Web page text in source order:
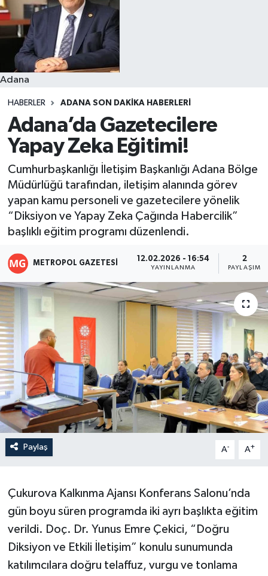
Adana
HABERLER ADANA SON DAKIKA HABERLERI
Adana’da Gazetecilere
Yapay Zeka Eğitimi!
Cumhurbaşkanlığı İletişim Başkanlığı Adana Bölge
Müdürlüğü tarafından, iletişim alanında görev
yapan kamu personeli ve gazetecilere yönelik
“Diksiyon ve Yapay Zeka Çağında Habercilik”
başlıklı eğitim programı düzenlendi.
METROPOL GAZETESI 12.02.2026 - 16:54
YAYINLANMA
2
PAYLAŞIM
Paylaş A- A+
Çukurova Kalkınma Ajansı Konferans Salonu’nda
gün boyu süren programda iki ayrı başlıkta eğitim
verildi. Doç. Dr. Yunus Emre Çekici, “Doğru
Diksiyon ve Etkili İletişim” konulu sunumunda
katılımcılara doğru telaffuz, vurgu ve tonlama
Resmi İlanlar